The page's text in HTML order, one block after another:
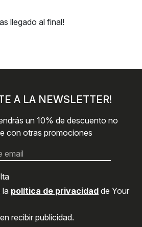
llegado al final!
A LA NEWSLETTER!
un 10% de descuento no
con otras promociones
la política de privacidad de Your
recibir publicidad.